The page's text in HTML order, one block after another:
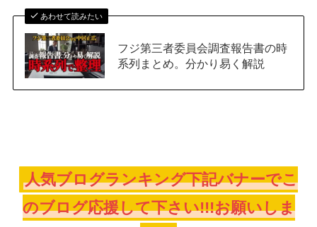
あわせて読みたい
フジ第三者委員会調査報告書の時
系列まとめ。分かり易く解説
人気ブログランキング下記バナーでこ
のブログ応援して下さい!!!お願いしま